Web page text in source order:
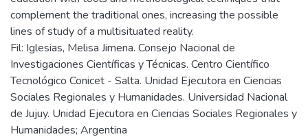
complement the traditional ones, increasing the possible
lines of study of a multisituated reality.
Fil: Iglesias, Melisa Jimena. Consejo Nacional de
Investigaciones Científicas y Técnicas. Centro Científico
Tecnológico Conicet - Salta. Unidad Ejecutora en Ciencias
Sociales Regionales y Humanidades. Universidad Nacional
de Jujuy. Unidad Ejecutora en Ciencias Sociales Regionales y
Humanidades; Argentina